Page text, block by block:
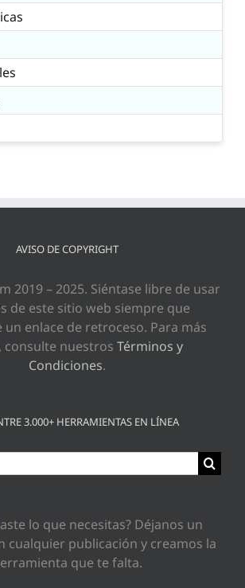
AVISO DE COPYRIGHT
2019 – 2025. Siéntase libre de usar
de este sitio web siempre que
enlace de retroceso. Para más
consulte nuestros Términos y
Condiciones.
3.000+ HERRAMIENTAS EN LÍNEA
lo que necesitas? Déjanos un
cualquier publicación y creamos la
que te falta.